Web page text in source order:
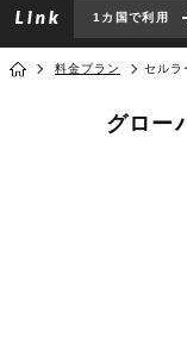
1カ国で利用
料金プラン セルラ
グロー